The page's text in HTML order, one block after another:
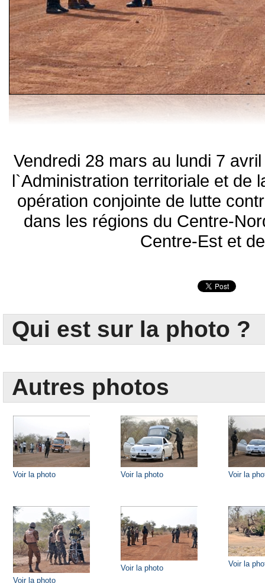
Vendredi 28 mars au lundi 7
l`Administration territoriale et de
opération conjointe de lutte
dans les régions du Centre-
Centre-Est et
Qui est sur la photo ?
Autres photos
Voir la photo Voir la photo Voir la
Voir la photo
Voir la photo Voir la